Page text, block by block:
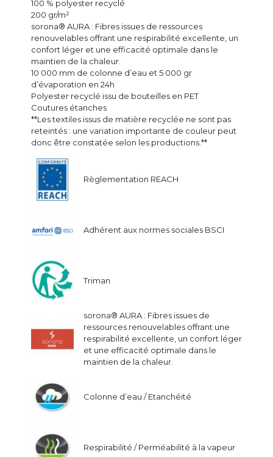
100 % polyester recyclé
200 gr/m²
sorona® AURA : Fibres issues de ressources
renouvelables offrant une respirabilité excellente, un
confort léger et une efficacité optimale dans le
maintien de la chaleur.
10 000 mm de colonne d’eau et 5 000 gr
d’évaporation en 24h
Polyester recyclé issu de bouteilles en PET
Coutures étanches
**Les textiles issus de matière recyclée ne sont pas
reteintés : une variation importante de couleur peut
donc être constatée selon les productions.**
Règlementation REACH
Adhérent aux normes sociales BSCI
Triman
sorona® AURA : Fibres issues de
ressources renouvelables offrant une
respirabilité excellente, un confort léger
et une efficacité optimale dans le
maintien de la chaleur.
Colonne d’eau / Etanchéité
Respirabilité / Perméabilité à la vapeur